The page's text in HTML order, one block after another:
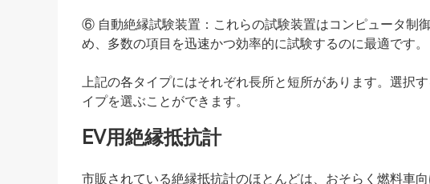
⑥ 自動絶縁試験装置：これらの試験装置はコンピュータ制
め、多数の項目を迅速かつ効率的に試験するのに最適です。
上記の各タイプにはそれぞれ長所と短所があります。選択
イプを選ぶことができます。
EV用絶縁抵抗計
市販されている絶縁抵抗計のほとんどは、おそらく燃料車